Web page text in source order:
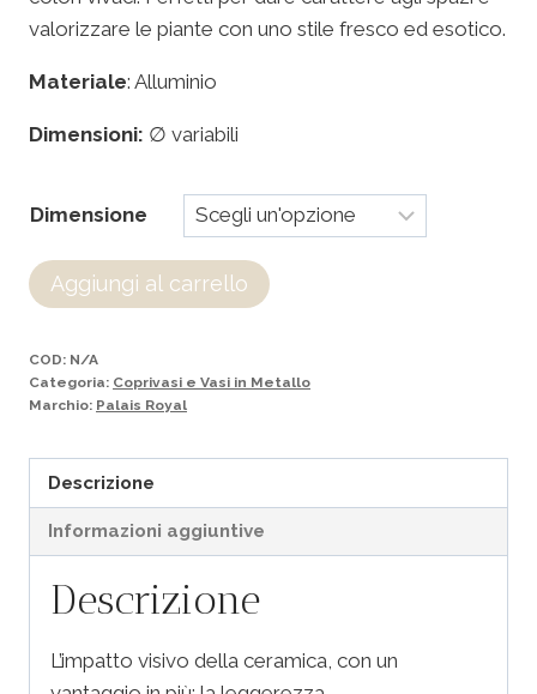
€145,00
valorizzare le piante con uno stile fresco ed esotico.
Materiale: Alluminio
Dimensioni: ∅ variabili
Dimensione
Aggiungi al carrello
COD: N/A
Categoria: Coprivasi e Vasi in Metallo
Marchio: Palais Royal
Descrizione
Informazioni aggiuntive
Descrizione
L’impatto visivo della ceramica, con un